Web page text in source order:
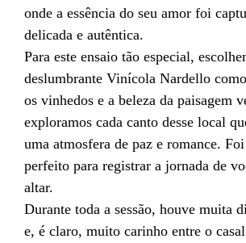
onde a essência do seu amor foi
delicada e autêntica.
Para este ensaio tão especial,
deslumbrante Vinícola Nardello
os vinhedos e a beleza da paisagem
exploramos cada canto desse local
uma atmosfera de paz e romance.
perfeito para registrar a jornada de
altar.
Durante toda a sessão, houve muita
e, é claro, muito carinho entre o